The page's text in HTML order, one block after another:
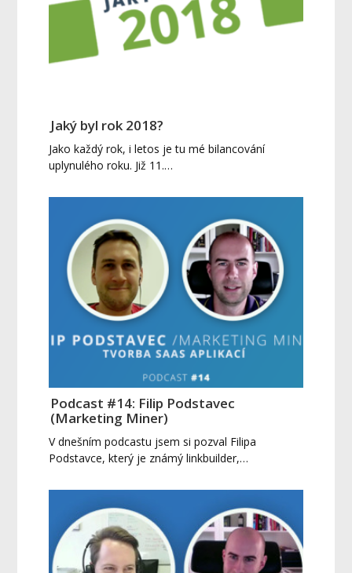
Jaký byl rok 2018?
Jako každý rok, i letos je tu mé bilancování
uplynulého roku. Již 11.…
Podcast #14: Filip Podstavec
(Marketing Miner)
V dnešním podcastu jsem si pozval Filipa
Podstavce, který je známý linkbuilder,…